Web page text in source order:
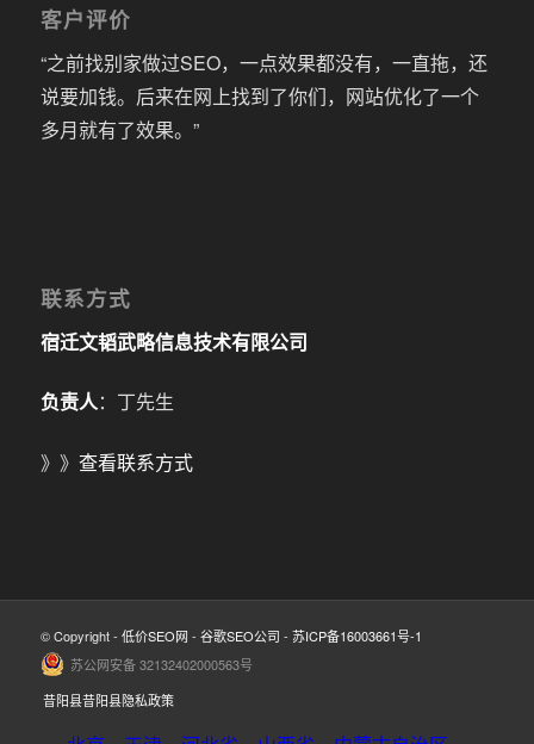
客户评价
“之前找别家做过SEO，一点效果都没有，一直拖，还
说要加钱。后来在网上找到了你们，网站优化了一个
多月就有了效果。”
联系方式
宿迁文韬武略信息技术有限公司
负责人：丁先生
》》 查看联系方式
© Copyright - 低价SEO网 - 谷歌SEO公司 - 苏ICP备16003661号-1
苏公网安备 32132402000563号
昔阳县昔阳县隐私政策